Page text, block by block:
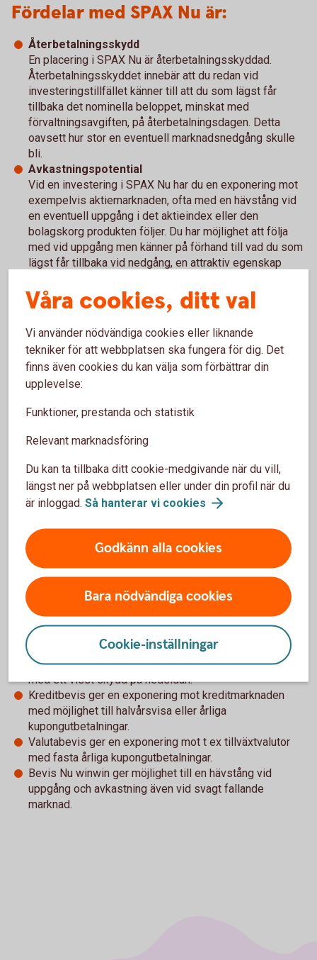
Fördelar med SPAX Nu är:
Återbetalningsskydd
En placering i SPAX Nu är återbetalningsskyddad.
Återbetalningsskyddet innebär att du redan vid
investeringstillfället känner till att du som lägst får
tillbaka det nominella beloppet, minskat med
förvaltningsavgiften, på återbetalningsdagen. Detta
oavsett hur stor en eventuell marknadsnedgång skulle
bli.
Avkastningspotential
Vid en investering i SPAX Nu har du en exponering mot
exempelvis aktiemarknaden, ofta med en hävstång vid
en eventuell uppgång i det aktieindex eller den
bolagskorg produkten följer. Du har möjlighet att följa
med vid uppgång men känner på förhand till vad du som
lägst får tillbaka vid nedgång, en attraktiv egenskap
potentialen i ränteportföljen.
Vid försäljning
Säljs en SPAX Nu som följer en underliggande marknad
som sjunkit kraftigt så har fallet ändå till viss del
dämpats tack vare produktens konstruktion.
Hållbara SPAX Nu
Hållbara SPAX Nu ger investerare möjlighet att följa
underliggande marknad har extra hänsyn tagits till bland
annat etik, miljö och bolagsstyrning och bolag som inte
lever upp till Swedbanks krav på en hållbar investering
har valts bort.
Fördelar med Bevis Nu
Bevis Nu kan konstrueras på en rad olika vis och erbjuder
egenskaper som kan vara attraktiva som ett komplement i
placeringsportföljen. Här är några exempel:
Bevis Nu med kupong ger möjlighet till avkastning även
vid sidledes och svagt sjunkande marknad, ofta i
kombination med ett visst skydd på nedsidan.
Bevis Nu med hävstång ger möjlighet till högre
avkastning vid marknadsuppgång, ofta i kombination
med ett visst skydd på nedsidan.
Kreditbevis ger en exponering mot kreditmarknaden
med möjlighet till halvårsvisa eller årliga
kupongutbetalningar.
Valutabevis ger en exponering mot t ex tillväxtvalutor
med fasta årliga kupongutbetalningar.
Bevis Nu winwin ger möjlighet till en hävstång vid
uppgång och avkastning även vid svagt fallande
marknad.
Våra cookies, ditt val
Vi använder nödvändiga cookies eller liknande
tekniker för att webbplatsen ska fungera för dig. Det
finns även cookies du kan välja som förbättrar din
upplevelse:
Funktioner, prestanda och statistik
Relevant marknadsföring
Du kan ta tillbaka ditt cookie-medgivande när du vill,
längst ner på webbplatsen eller under din profil när du
är inloggad. Så hanterar vi cookies
Godkänn alla cookies
Bara nödvändiga cookies
Cookie-inställningar